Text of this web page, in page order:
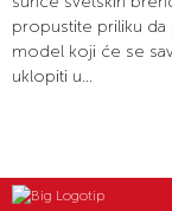
propustite priliku
model koji će se
uklopiti u...